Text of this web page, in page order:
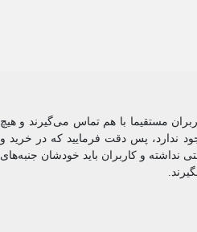
مستقیما با هم تماس می‌گیرند و هیچ
ندارد، پس دقت فرمایید که در خرید و
نداشته و کاربران باید خودشان جنبه‌های